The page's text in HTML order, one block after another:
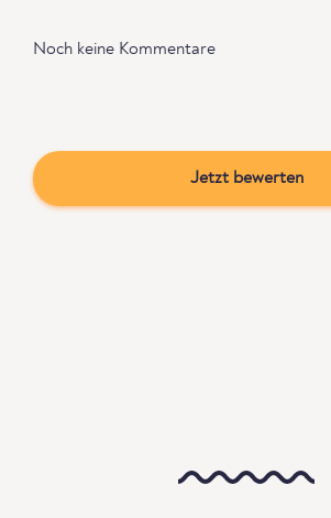
Noch keine Kommentare
Jetzt bewerten